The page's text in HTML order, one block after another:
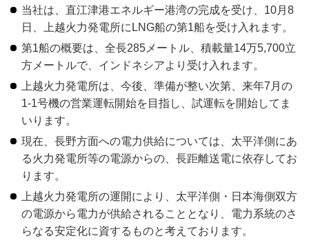
当社は、直江津港エネルギー港湾の完成を受け、10月8
日、上越火力発電所にLNG船の第1船を受け入れます。
第1船の概要は、全長285メートル、積載量14万5,700立
方メートルで、インドネシアより受け入れます。
上越火力発電所は、今後、準備が整い次第、来年7月の
1-1号機の営業運転開始を目指し、試運転を開始してま
いります。
現在、長野方面への電力供給については、太平洋側にあ
る火力発電所等の電源からの、長距離送電に依存してお
ります。
上越火力発電所の運開により、太平洋側・日本海側双方
の電源から電力が供給されることとなり、電力系統のさ
らなる安定化に資するものと考えております。